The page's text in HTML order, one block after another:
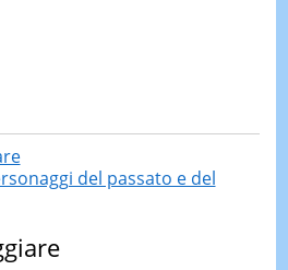
del passato e del